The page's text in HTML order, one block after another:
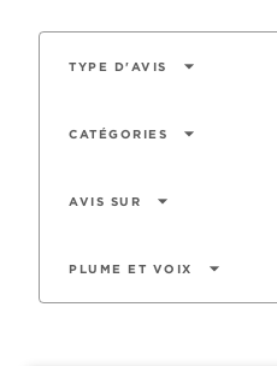
TYPE D'AVIS arrow_drop_down
CATÉGORIES arrow_drop_down
AVIS SUR arrow_drop_down
PLUME ET VOIX arrow_drop_down